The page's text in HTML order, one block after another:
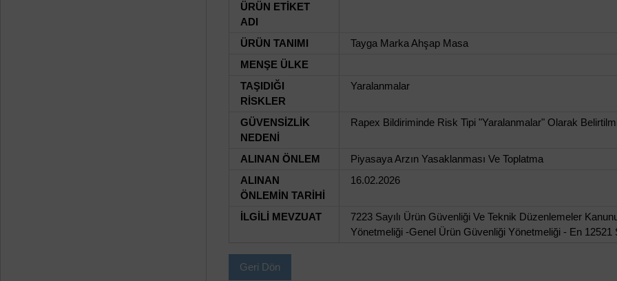
ÜRÜN ETİKET
ADI
ÜRÜN TANIMI
Tayga Marka Ahşap Masa
MENŞE ÜLKE
TAŞIDIĞI
RİSKLER
Yaralanmalar
GÜVENSİZLİK
NEDENİ
Rapex Bildiriminde Risk Tipi "Yaralanmalar" Olarak
ALINAN ÖNLEM
Piyasaya Arzın Yasaklanması Ve Toplatma
ALINAN
ÖNLEMİN TARİHİ
16.02.2026
İLGİLİ MEVZUAT
7223 Sayılı Ürün Güvenliği Ve Teknik Düzenlemeler
Yönetmeliği -Genel Ürün Güvenliği Yönetmeliği - En 12521
Geri Dön